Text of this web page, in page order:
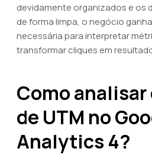
devidamente organizados e os
de forma limpa, o negócio
necessária para interpretar
transformar cliques em
Como analisar
de UTM no
Analytics 4?